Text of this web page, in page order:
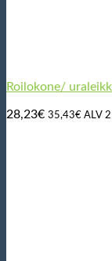
Roilokone/
28,23€ 35,43€ ALV